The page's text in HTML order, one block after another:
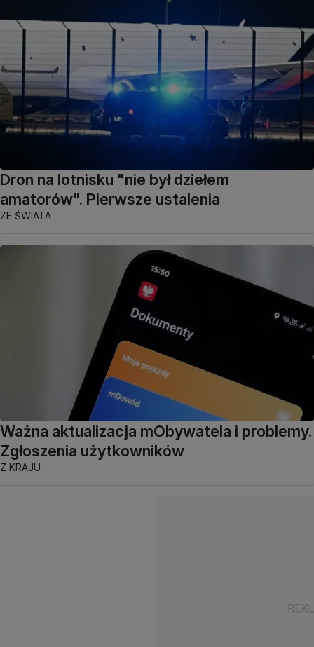
Dron na lotnisku "nie był dziełem
amatorów". Pierwsze ustalenia
ZE ŚWIATA
Ważna aktualizacja mObywatela i problemy.
Zgłoszenia użytkowników
Z KRAJU